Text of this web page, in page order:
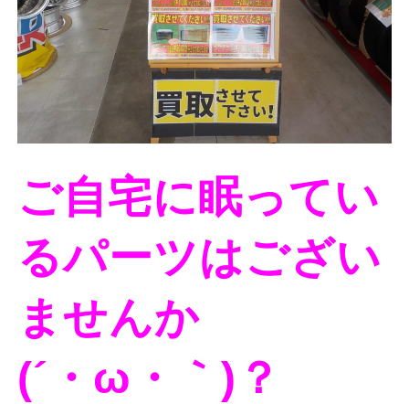
ご自宅に眠ってい
るパーツはござい
ませんか
(´・ω・｀)？